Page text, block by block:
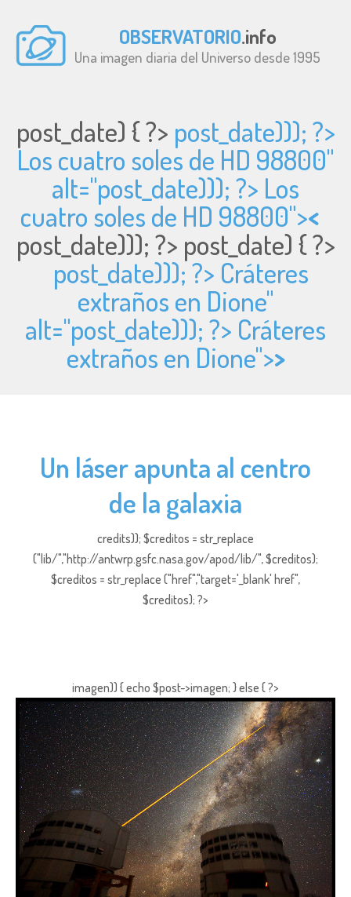
OBSERVATORIO.info
Una imagen diaria del Universo desde 1995
post_date) { ?> post_date))); ?>
Los cuatro soles de HD 98800"
alt="post_date))); ?> Los
cuatro soles de HD 98800"><
post_date))); ?> post_date) { ?>
post_date))); ?> Cráteres
extraños en Dione"
alt="post_date))); ?> Cráteres
extraños en Dione">>
Un láser apunta al centro
de la galaxia
credits)); $creditos = str_replace
("lib/","http://antwrp.gsfc.nasa.gov/apod/lib/", $creditos);
$creditos = str_replace ("href","target='_blank' href",
$creditos); ?>
imagen)) { echo $post->imagen; } else { ?>